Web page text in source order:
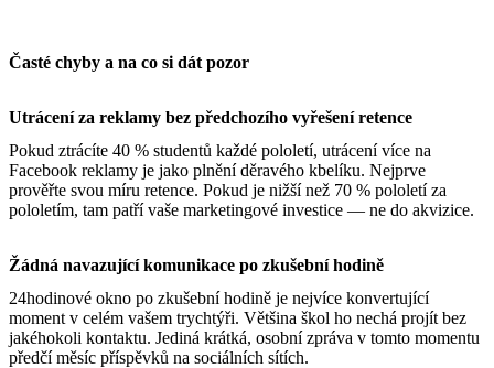
Časté chyby a na co si dát pozor
Utrácení za reklamy bez předchozího vyřešení retence
Pokud ztrácíte 40 % studentů každé pololetí, utrácení více na
Facebook reklamy je jako plnění děravého kbelíku. Nejprve
prověřte svou míru retence. Pokud je nižší než 70 % pololetí za
pololetím, tam patří vaše marketingové investice — ne do akvizice.
Žádná navazující komunikace po zkušební hodině
24hodinové okno po zkušební hodině je nejvíce konvertující
moment v celém vašem trychtýři. Většina škol ho nechá projít bez
jakéhokoli kontaktu. Jediná krátká, osobní zpráva v tomto momentu
předčí měsíc příspěvků na sociálních sítích.